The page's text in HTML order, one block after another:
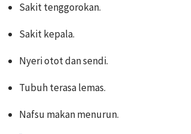
Sakit tenggorokan.
Sakit kepala.
Nyeri otot dan sendi.
Tubuh terasa lemas.
Nafsu makan menurun.